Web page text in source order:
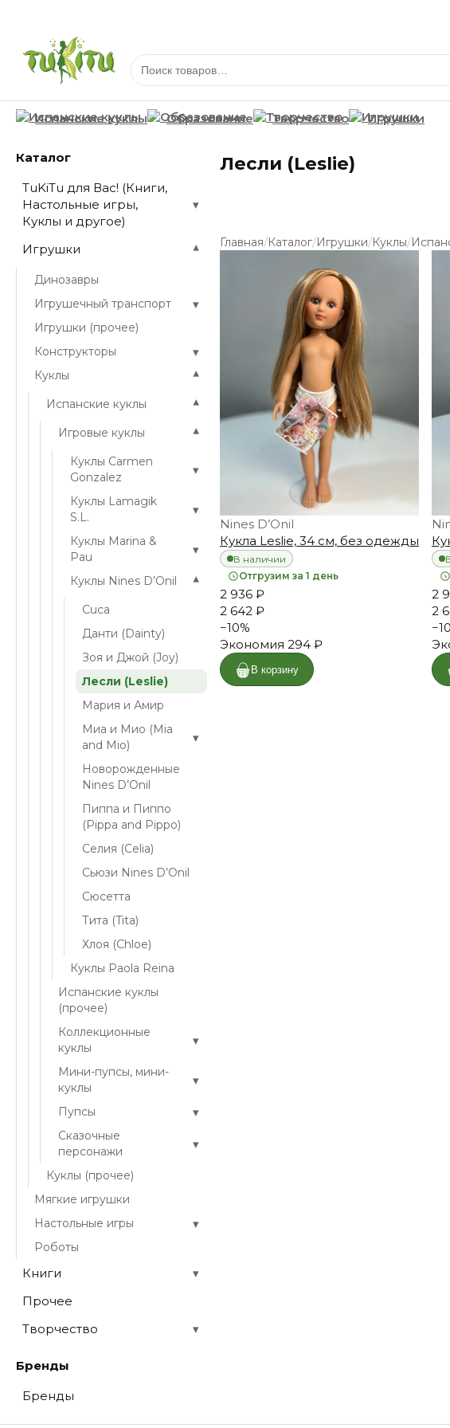
Испанские куклы Образование Творчество Игрушки
Каталог
TuKiTu для Вас! (Книги,
Настольные игры,
Куклы и другое)
▾
Игрушки ▾
Динозавры
Игрушечный транспорт
▾
Игрушки (прочее)
Конструкторы
▾
Куклы ▾
Испанские куклы ▾
Игровые куклы ▾
Куклы Carmen
Gonzalez
▾
Куклы Lamagik
S.L.
▾
Куклы Marina &
Pau
▾
Куклы Nines D’Onil ▾
Cuca
Данти (Dainty)
Зоя и Джой (Joy)
Лесли (Leslie)
Мария и Амир
Миа и Мио (Mia
and Mio)
▾
Новорожденные
Nines D’Onil
Пиппа и Пиппо
(Pippa and Pippo)
Селия (Celia)
Сьюзи Nines D’Onil
Сюсетта
Тита (Tita)
Хлоя (Chloe)
Куклы Paola Reina
Испанские куклы
(прочее)
Коллекционные
куклы
▾
Мини-пупсы, мини-
куклы
▾
Пупсы ▾
Сказочные
персонажи
▾
Куклы (прочее)
Мягкие игрушки
Настольные игры
▾
Роботы
Книги
▾
Прочее
Творчество
▾
Бренды
Бренды
Лесли (Leslie)
Главная/Каталог/Игрушки/Куклы/
Nines D’Onil
Кукла Leslie, 34 см, без одежды
В наличии
Отгрузим за 1 день
2 936 ₽
2 642 ₽
−10%
Экономия 294 ₽
В корзину
2
2
−10